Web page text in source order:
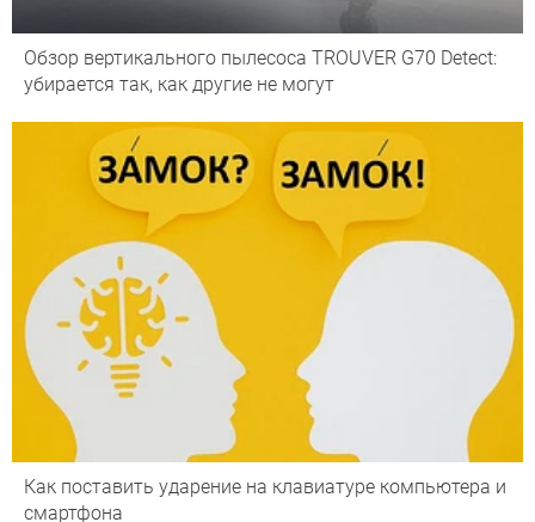
Обзор вертикального пылесоса TROUVER G70 Detect:
убирается так, как другие не могут
Как поставить ударение на клавиатуре компьютера и
смартфона